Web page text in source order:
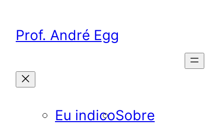
Prof. André Egg
Eu indicoSobre